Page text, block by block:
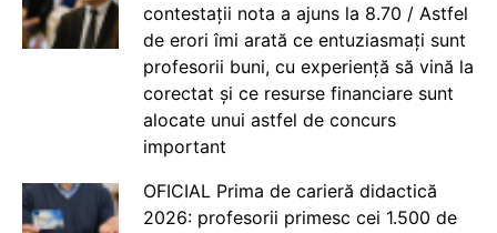
contestații nota a ajuns la 8.70 / Astfel
de erori îmi arată ce entuziasmați sunt
profesorii buni, cu experiență să vină la
corectat și ce resurse financiare sunt
alocate unui astfel de concurs
important
OFICIAL Prima de carieră didactică
2026: profesorii primesc cei 1.500 de